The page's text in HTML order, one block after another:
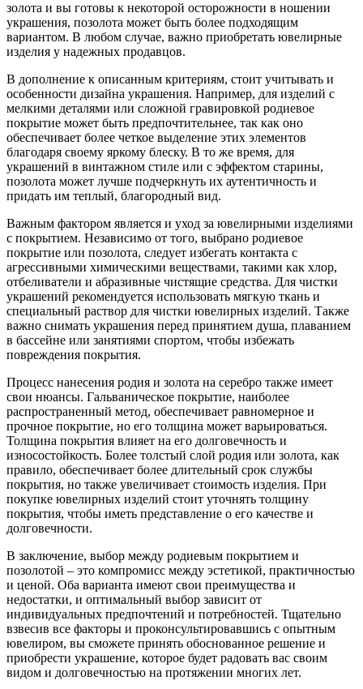
золота и вы готовы к некоторой осторожности в ношении
украшения, позолота может быть более подходящим
вариантом. В любом случае, важно приобретать ювелирные
изделия у надежных продавцов.
В дополнение к описанным критериям, стоит учитывать и
особенности дизайна украшения. Например, для изделий с
мелкими деталями или сложной гравировкой родиевое
покрытие может быть предпочтительнее, так как оно
обеспечивает более четкое выделение этих элементов
благодаря своему яркому блеску. В то же время, для
украшений в винтажном стиле или с эффектом старины,
позолота может лучше подчеркнуть их аутентичность и
придать им теплый, благородный вид.
Важным фактором является и уход за ювелирными изделиями
с покрытием. Независимо от того, выбрано родиевое
покрытие или позолота, следует избегать контакта с
агрессивными химическими веществами, такими как хлор,
отбеливатели и абразивные чистящие средства. Для чистки
украшений рекомендуется использовать мягкую ткань и
специальный раствор для чистки ювелирных изделий. Также
важно снимать украшения перед принятием душа, плаванием
в бассейне или занятиями спортом, чтобы избежать
повреждения покрытия.
Процесс нанесения родия и золота на серебро также имеет
свои нюансы. Гальваническое покрытие, наиболее
распространенный метод, обеспечивает равномерное и
прочное покрытие, но его толщина может варьироваться.
Толщина покрытия влияет на его долговечность и
износостойкость. Более толстый слой родия или золота, как
правило, обеспечивает более длительный срок службы
покрытия, но также увеличивает стоимость изделия. При
покупке ювелирных изделий стоит уточнять толщину
покрытия, чтобы иметь представление о его качестве и
долговечности.
В заключение, выбор между родиевым покрытием и
позолотой – это компромисс между эстетикой, практичностью
и ценой. Оба варианта имеют свои преимущества и
недостатки, и оптимальный выбор зависит от
индивидуальных предпочтений и потребностей. Тщательно
взвесив все факторы и проконсультировавшись с опытным
ювелиром, вы сможете принять обоснованное решение и
приобрести украшение, которое будет радовать вас своим
видом и долговечностью на протяжении многих лет.